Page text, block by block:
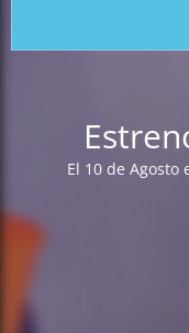
El 10 de Agosto